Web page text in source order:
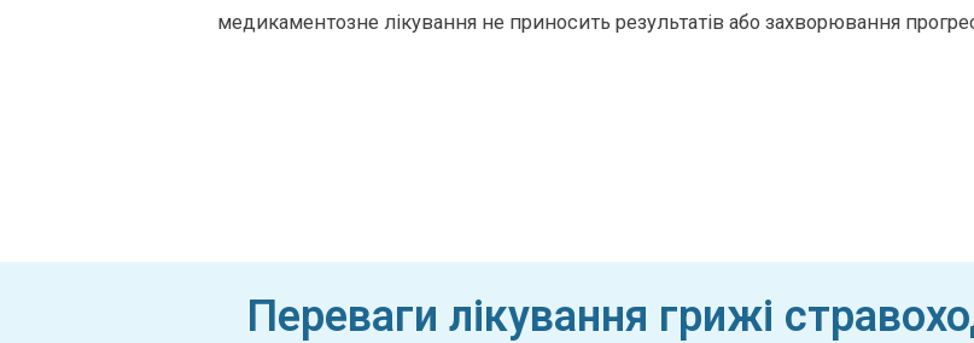
медикаментозне лікування не приносить результатів або захворювання
Переваги лікування грижі